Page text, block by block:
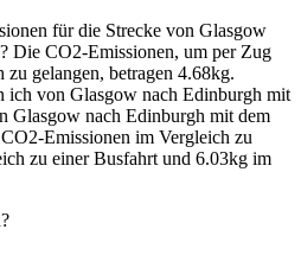
für die Strecke von Glasgow
Die CO2-Emissionen, um per Zug
gelangen, betragen 4.68kg.
ich von Glasgow nach Edinburgh mit
Glasgow nach Edinburgh mit dem
Emissionen im Vergleich zu
zu einer Busfahrt und 6.03kg im